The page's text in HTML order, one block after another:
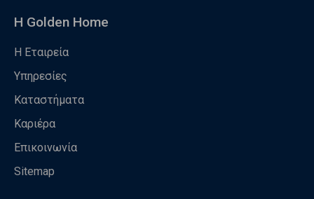
Η Golden Home
Η Εταιρεία
Υπηρεσίες
Καταστήματα
Καριέρα
Επικοινωνία
Sitemap